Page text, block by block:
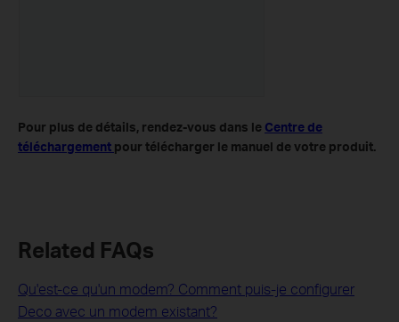
Pour plus de détails, rendez-vous dans le Centre de
téléchargement pour télécharger le manuel de votre produit.
Related FAQs
Qu'est-ce qu'un modem? Comment puis-je configurer
Deco avec un modem existant?